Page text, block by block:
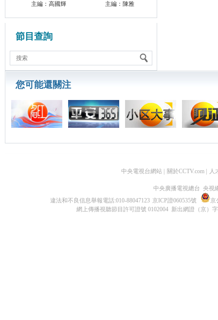
主編：高國輝 主編：陳雅
節目查詢
您可能還關注
中央電視台網站 關於CCTV.com 人
中央廣播電視總台 央視
違法和不良信息舉報電話:010-88047123 京ICP證060535號
京
網上傳播視聽節目許可證號 0102004 新出網證（京）